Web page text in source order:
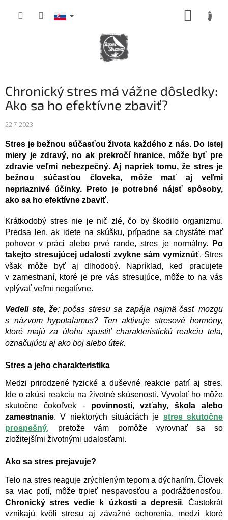
Chronický stres má vážne dôsledky:
Ako sa ho efektívne zbaviť?
22.7.2023
Stres je bežnou súčasťou života každého z nás. Do istej
miery je zdravý, no ak prekročí hranice, môže byť pre
zdravie veľmi nebezpečný. Aj napriek tomu, že stres je
bežnou súčasťou človeka, môže mať aj veľmi
nepriaznivé účinky. Preto je potrebné nájsť spôsoby,
ako sa ho efektívne zbaviť.
Krátkodobý stres nie je nič zlé, čo by škodilo organizmu.
Predsa len, ak idete na skúšku, prípadne sa chystáte mať
pohovor v práci alebo prvé rande, stres je normálny.
Po
takejto stresujúcej udalosti zvykne sám vymiznúť. Stres
však môže byť aj dlhodobý. Napríklad, keď pracujete
v zamestnaní, ktoré je pre vás stresujúce, môže to na vás
vplývať veľmi negatívne.
Vedeli ste, že: počas stresu sa zapája najmä časť mozgu
s názvom hypotalamus? Ten aktivuje stresové hormóny,
ktoré majú za úlohu spustiť charakteristickú reakciu tela,
označujúcu aj ako boj alebo útek.
Stres a jeho charakteristika
Medzi prirodzené fyzické a duševné reakcie patrí aj stres.
Ide o akúsi reakciu na životné skúsenosti. Vyvolať ho môže
skutočne čokoľvek - povinnosti, vzťahy, škola alebo
zamestnanie. V niektorých situáciách je stres skutočne
prospešný, pretože vám pomôže vyrovnať sa so
zložitejšími životnými udalosťami.
Ako sa stres prejavuje?
Telo na stres reaguje zrýchleným tepom a dýchaním. Človek
sa viac potí, môže trpieť nespavosťou a podráždenosťou.
Chronický stres vedie k úzkosti a depresii. Častokrát
vznikajú kvôli stresu aj závažné ochorenia, medzi ktoré